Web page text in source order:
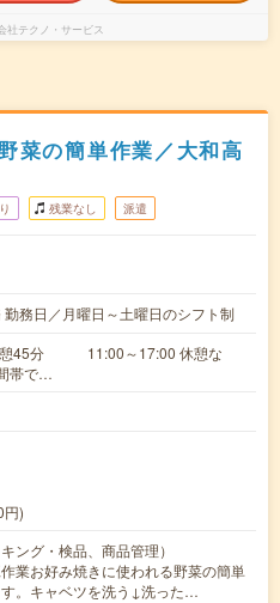
社テクノ・サービス
菜の簡単作業／大和高
残業なし 派遣
務日／月曜日～土曜日のシフト制
憩45分 11:00～17:00 休憩な
帯で…
円)
ング・検品、商品管理）
業お好み焼きに使われる野菜の簡単
。キャベツを洗う↓洗った…